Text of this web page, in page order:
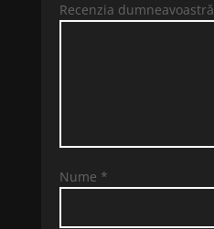
Recenzia dumneavoastră
Nume *